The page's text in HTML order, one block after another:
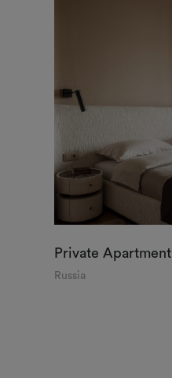
Private Apartment
Russia